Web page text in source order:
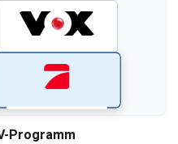
Programm